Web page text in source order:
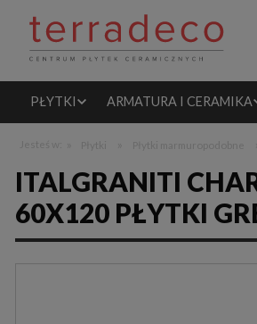
PŁYTKI ARMATURA I CERAMIKA
ITALGRANITI
60X120 PŁYTKI